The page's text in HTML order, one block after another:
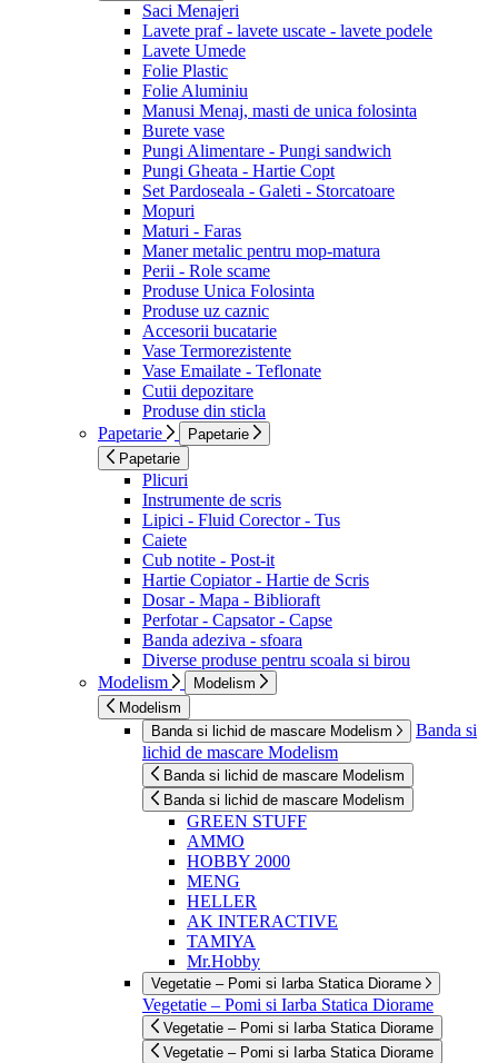
Saci Menajeri
Lavete praf - lavete uscate - lavete podele
Lavete Umede
Folie Plastic
Folie Aluminiu
Manusi Menaj, masti de unica folosinta
Burete vase
Pungi Alimentare - Pungi sandwich
Pungi Gheata - Hartie Copt
Set Pardoseala - Galeti - Storcatoare
Mopuri
Maturi - Faras
Maner metalic pentru mop-matura
Perii - Role scame
Produse Unica Folosinta
Produse uz caznic
Accesorii bucatarie
Vase Termorezistente
Vase Emailate - Teflonate
Cutii depozitare
Produse din sticla
Papetarie
Papetarie
Papetarie
Plicuri
Instrumente de scris
Lipici - Fluid Corector - Tus
Caiete
Cub notite - Post-it
Hartie Copiator - Hartie de Scris
Dosar - Mapa - Biblioraft
Perfotar - Capsator - Capse
Banda adeziva - sfoara
Diverse produse pentru scoala si birou
Modelism
Modelism
Modelism
Banda si lichid de mascare Modelism
Banda si
lichid de mascare Modelism
Banda si lichid de mascare Modelism
Banda si lichid de mascare Modelism
GREEN STUFF
AMMO
HOBBY 2000
MENG
HELLER
AK INTERACTIVE
TAMIYA
Mr.Hobby
Vegetatie – Pomi si Iarba Statica Diorame
Vegetatie – Pomi si Iarba Statica Diorame
Vegetatie – Pomi si Iarba Statica Diorame
Vegetatie – Pomi si Iarba Statica Diorame